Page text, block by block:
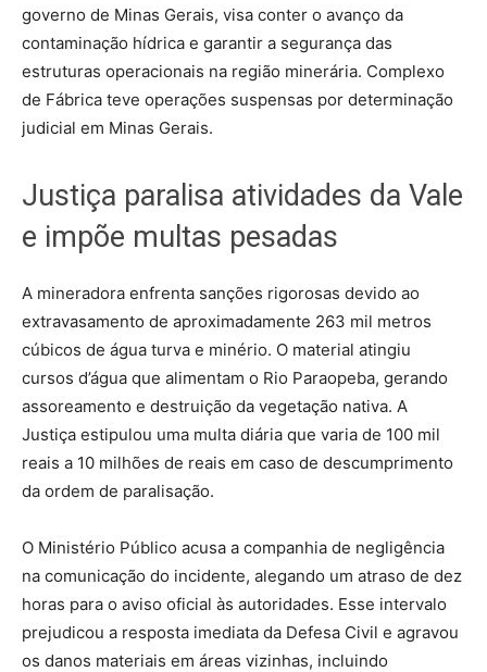
governo de Minas Gerais, visa conter o avanço da
contaminação hídrica e garantir a segurança das
estruturas operacionais na região minerária. Complexo
de Fábrica teve operações suspensas por determinação
judicial em Minas Gerais.
Justiça paralisa atividades da Vale
e impõe multas pesadas
A mineradora enfrenta sanções rigorosas devido ao
extravasamento de aproximadamente 263 mil metros
cúbicos de água turva e minério. O material atingiu
cursos d’água que alimentam o Rio Paraopeba, gerando
assoreamento e destruição da vegetação nativa. A
Justiça estipulou uma multa diária que varia de 100 mil
reais a 10 milhões de reais em caso de descumprimento
da ordem de paralisação.
O Ministério Público acusa a companhia de negligência
na comunicação do incidente, alegando um atraso de dez
horas para o aviso oficial às autoridades. Esse intervalo
prejudicou a resposta imediata da Defesa Civil e agravou
os danos materiais em áreas vizinhas, incluindo